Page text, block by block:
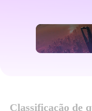
Classificação de